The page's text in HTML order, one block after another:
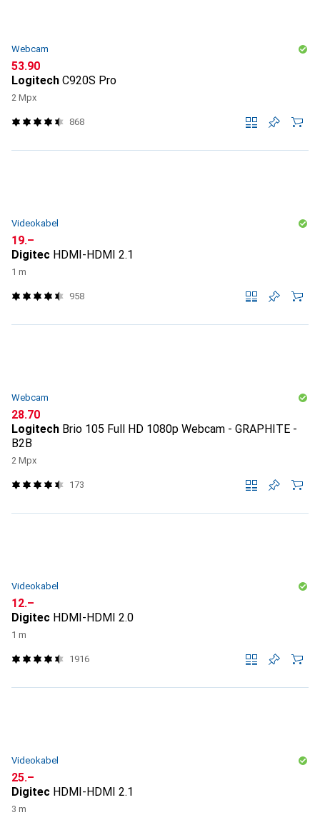
Webcam
CHF
53.90
Logitech C920S Pro
2 Mpx
868
Videokabel
CHF
19.–
Digitec HDMI-HDMI 2.1
1 m
958
Webcam
CHF
28.70
Logitech Brio 105 Full HD 1080p Webcam - GRAPHITE -
B2B
2 Mpx
173
Videokabel
CHF
12.–
Digitec HDMI-HDMI 2.0
1 m
1916
Videokabel
CHF
25.–
Digitec HDMI-HDMI 2.1
3 m